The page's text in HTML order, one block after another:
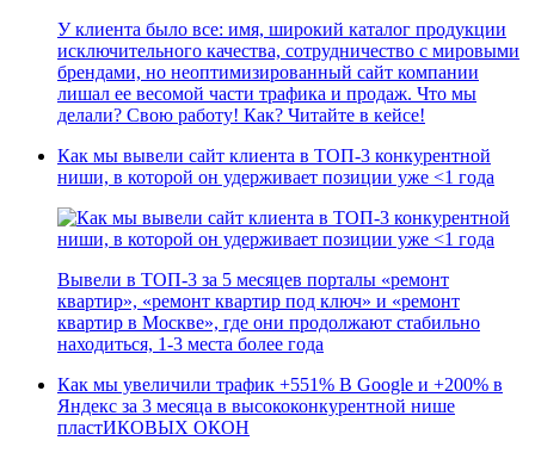
У клиента было все: имя, широкий каталог продукции
исключительного качества, сотрудничество с мировыми
брендами, но неоптимизированный сайт компании
лишал ее весомой части трафика и продаж. Что мы
делали? Свою работу! Как? Читайте в кейсе!
Как мы вывели сайт клиента в ТОП-3 конкурентной
ниши, в которой он удерживает позиции уже <1 года
Вывели в ТОП-3 за 5 месяцев порталы «ремонт
квартир», «ремонт квартир под ключ» и «ремонт
квартир в Москве», где они продолжают стабильно
находиться, 1-3 места более года
Как мы увеличили трафик +551% В Google и +200% в
Яндекс за 3 месяца в высококонкурентной нише
пластИКОВЫХ ОКОН